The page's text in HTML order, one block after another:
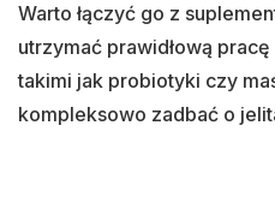
Warto łączyć go z
utrzymać prawidłową
takimi jak probiotyki czy
kompleksowo zadbać o